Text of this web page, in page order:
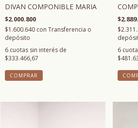
DIVAN COMPONIBLE MARIA
$2.000.800
$1.600.640 con Transferencia o
depósito
6 cuotas sin interés de
$333.466,67
6